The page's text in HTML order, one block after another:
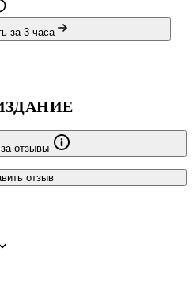
за 3 часа
отзывы
отзыв